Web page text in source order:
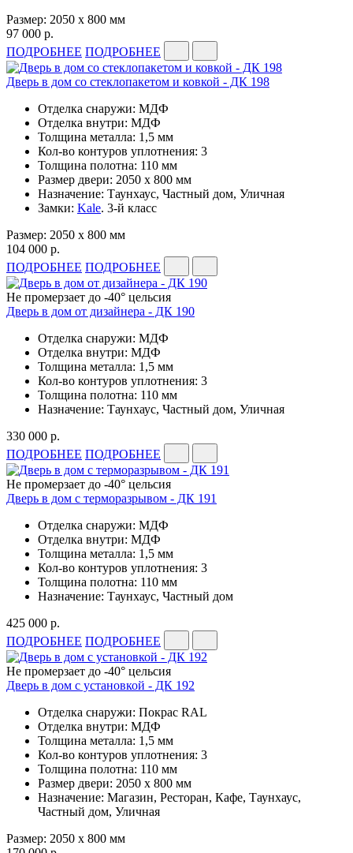
Размер: 2050 x 800 мм
97 000 р.
ПОДРОБНЕЕ ПОДРОБНЕЕ
Дверь в дом со стеклопакетом и ковкой - ДК 198
Отделка снаружи: МДФ
Отделка внутри: МДФ
Толщина металла: 1,5 мм
Кол-во контуров уплотнения: 3
Толщина полотна: 110 мм
Размер двери: 2050 x 800 мм
Назначение: Таунхаус, Частный дом, Уличная
Замки: Kale. 3-й класс
Размер: 2050 x 800 мм
104 000 р.
ПОДРОБНЕЕ ПОДРОБНЕЕ
Не промерзает до -40° цельсия
Дверь в дом от дизайнера - ДК 190
Отделка снаружи: МДФ
Отделка внутри: МДФ
Толщина металла: 1,5 мм
Кол-во контуров уплотнения: 3
Толщина полотна: 110 мм
Назначение: Таунхаус, Частный дом, Уличная
330 000 р.
ПОДРОБНЕЕ ПОДРОБНЕЕ
Не промерзает до -40° цельсия
Дверь в дом с терморазрывом - ДК 191
Отделка снаружи: МДФ
Отделка внутри: МДФ
Толщина металла: 1,5 мм
Кол-во контуров уплотнения: 3
Толщина полотна: 110 мм
Назначение: Таунхаус, Частный дом
425 000 р.
ПОДРОБНЕЕ ПОДРОБНЕЕ
Не промерзает до -40° цельсия
Дверь в дом с установкой - ДК 192
Отделка снаружи: Покрас RAL
Отделка внутри: МДФ
Толщина металла: 1,5 мм
Кол-во контуров уплотнения: 3
Толщина полотна: 110 мм
Размер двери: 2050 x 800 мм
Назначение: Магазин, Ресторан, Кафе, Таунхаус,
Частный дом, Уличная
Размер: 2050 x 800 мм